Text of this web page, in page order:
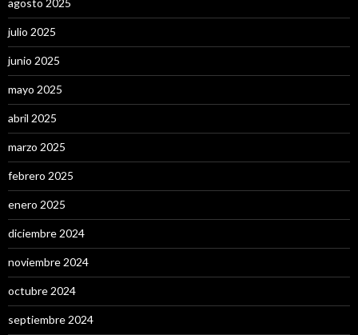
agosto 2025
julio 2025
junio 2025
mayo 2025
abril 2025
marzo 2025
febrero 2025
enero 2025
diciembre 2024
noviembre 2024
octubre 2024
septiembre 2024